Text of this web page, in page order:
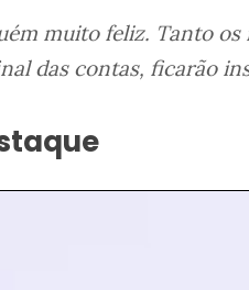
muito feliz. Tanto
das contas, ficarão